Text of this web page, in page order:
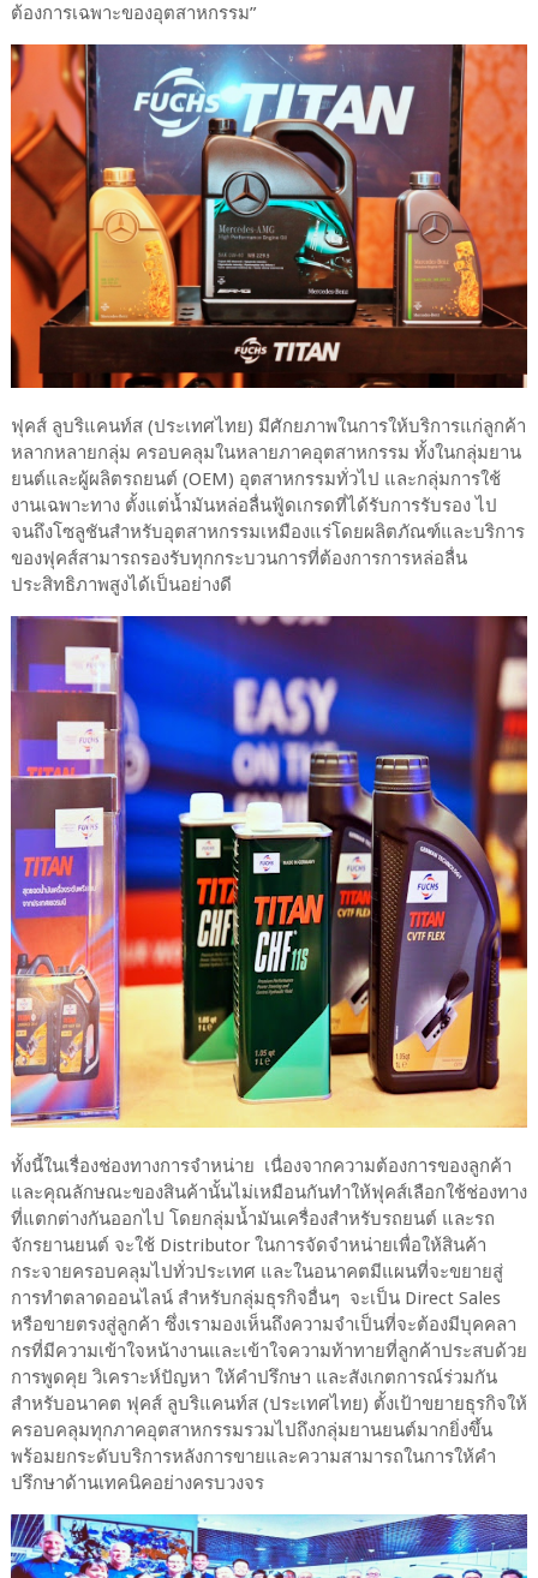
ต้องการเฉพาะของอุตสาหกรรม”
ฟุคส์ ลูบริแคนท์ส (ประเทศไทย) มีศักยภาพในการให้บริการแก่ลูกค้า
หลากหลายกลุ่ม ครอบคลุมในหลายภาคอุตสาหกรรม ทั้งในกลุ่มยาน
ยนต์และผู้ผลิตรถยนต์ (OEM) อุตสาหกรรมทั่วไป และกลุ่มการใช้
งานเฉพาะทาง ตั้งแต่น้ำมันหล่อลื่นฟู้ดเกรดที่ได้รับการรับรอง ไป
จนถึงโซลูชันสำหรับอุตสาหกรรมเหมืองแร่โดยผลิตภัณฑ์และบริการ
ของฟุคส์สามารถรองรับทุกกระบวนการที่ต้องการการหล่อลื่น
ประสิทธิภาพสูงได้เป็นอย่างดี
ทั้งนี้ในเรื่องช่องทางการจำหน่าย เนื่องจากความต้องการของลูกค้า
และคุณลักษณะของสินค้านั้นไม่เหมือนกันทำให้ฟุคส์เลือกใช้ช่องทาง
ที่แตกต่างกันออกไป โดยกลุ่มน้ำมันเครื่องสำหรับรถยนต์ และรถ
จักรยานยนต์ จะใช้ Distributor ในการจัดจำหน่ายเพื่อให้สินค้า
กระจายครอบคลุมไปทั่วประเทศ และในอนาคตมีแผนที่จะขยายสู่
การทำตลาดออนไลน์ สำหรับกลุ่มธุรกิจอื่นๆ จะเป็น Direct Sales
หรือขายตรงสู่ลูกค้า ซึ่งเรามองเห็นถึงความจำเป็นที่จะต้องมีบุคคลา
กรที่มีความเข้าใจหน้างานและเข้าใจความท้าทายที่ลูกค้าประสบด้วย
การพูดคุย วิเคราะห์ปัญหา ให้คำปรึกษา และสังเกตการณ์ร่วมกัน
สำหรับอนาคต ฟุคส์ ลูบริแคนท์ส (ประเทศไทย) ตั้งเป้าขยายธุรกิจให้
ครอบคลุมทุกภาคอุตสาหกรรมรวมไปถึงกลุ่มยานยนต์มากยิ่งขึ้น
พร้อมยกระดับบริการหลังการขายและความสามารถในการให้คำ
ปรึกษาด้านเทคนิคอย่างครบวงจร